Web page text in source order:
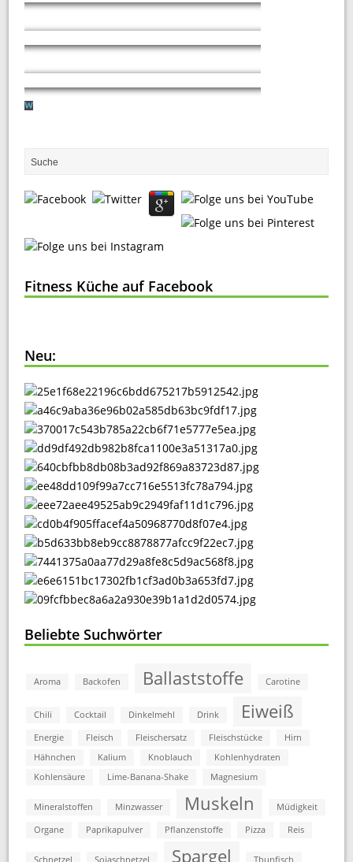
Fitness Küche auf Facebook
Neu:
Beliebte Suchwörter
Aroma Backofen Ballaststoffe Carotine
Chili Cocktail Dinkelmehl Drink Eiweiß
Energie Fleisch Fleischersatz Fleischstücke
Hirn
Hähnchen
Kalium Knoblauch
Kohlenhydraten
Kohlensäure
Lime-Banana-Shake Magnesium
Mineralstoffen Minzwasser Muskeln Müdigkeit
Organe Paprikapulver Pflanzenstoffe Pizza Reis
Schnetzel Sojaschnetzel Spargel Thunfisch